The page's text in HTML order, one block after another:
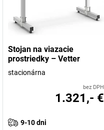
Stojan na viazacie
prostriedky – Vetter
stacionárna
bez DPH
1.321,- €
9-10 dni